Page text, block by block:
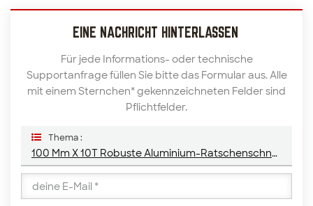
EINE NACHRICHT HINTERLASSEN
Für jede Informations- oder technische
Supportanfrage füllen Sie bitte das Formular aus. Alle
mit einem Sternchen* gekennzeichneten Felder sind
Pflichtfelder.
Thema :
100 Mm X 10T Robuste Aluminium-Ratschenschnalle